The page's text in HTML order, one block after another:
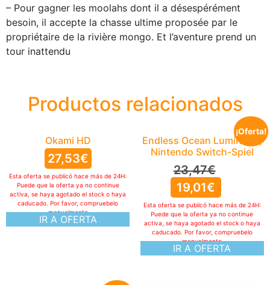
– Pour gagner les moolahs dont il a désespérément
besoin, il accepte la chasse ultime proposée par le
propriétaire de la rivière mongo. Et l’aventure prend un
tour inattendu
Productos relacionados
Okami HD
27,53€
IR A OFERTA
Esta oferta se publicó hace más de 24H:
Puede que la oferta ya no continue
activa, se haya agotado el stock o haya
caducado. Por favor, compruebelo
manualmente
¡Oferta!
Endless Ocean Luminous,
Nintendo Switch-Spiel
23,47€
19,01€
IR A OFERTA
Esta oferta se publicó hace más de 24H:
Puede que la oferta ya no continue
activa, se haya agotado el stock o haya
caducado. Por favor, compruebelo
manualmente